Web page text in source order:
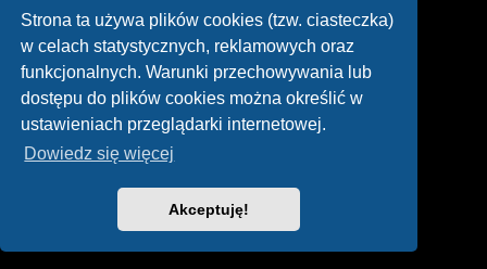
Strona ta używa plików cookies (tzw. ciasteczka)
w celach statystycznych, reklamowych oraz
funkcjonalnych. Warunki przechowywania lub
dostępu do plików cookies można określić w
ustawieniach przeglądarki internetowej.
Dowiedz się więcej
Akceptuję!